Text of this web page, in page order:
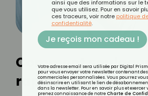
Comment
rapidement les
ainsi que des informations sur le
que vous utilisez. Pour en savoir
ces traceurs, voir notre politique
confidentialité.
Je reçois mon cadeau !
Votre adresse email sera utilisée par Digital
pour vous envoyer votre newsletter contenant
commerciales personnalisées. Vous pourrez vous
désinscrire en utilisant le lien de
dans la newsletter. Pour en savoir plus et exercer
prenez connaissance de notre Charte de